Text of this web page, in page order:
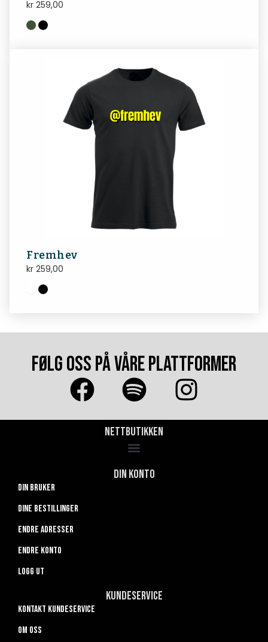
kr 259,00
Fremhev
kr 259,00
FØLG OSS PÅ VÅRE PLATTFORMER
Nettbutikken
Din konto
Din bruker
Dine bestillinger
Endre adresser
Endre konto
Logg ut
Kundeservice
Kontakt kundeservice
Om oss